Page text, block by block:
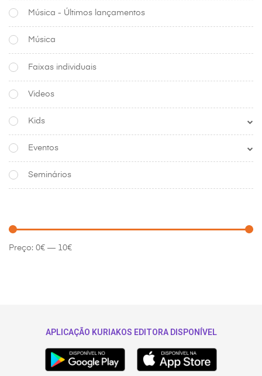
Música - Últimos lançamentos
Música
Faixas individuais
Videos
Kids
Eventos
Seminários
Preço: 0€ — 10€
APLICAÇÃO KURIAKOS EDITORA DISPONÍVEL